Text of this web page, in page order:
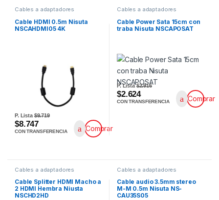
Cables a adaptadores
Cable HDMI 0.5m Nisuta
NSCAHDMI05 4K
P. Lista$9.719
$8.747
CON TRANSFERENCIA Comprar
Cables a adaptadores
Cable Power Sata 15cm con
traba Nisuta NSCAPOSAT
P. Lista$2.916
$2.624
CON TRANSFERENCIA Comprar
Cables a adaptadores
Cable Splitter HDMI Macho a
2 HDMI Hembra Niusta
NSCHD2HD
Cables a adaptadores
Cable audio 3.5mm stereo
M-M 0.5m Nisuta NS-
CAU35S05